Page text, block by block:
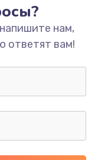
нам,
ответят вам!